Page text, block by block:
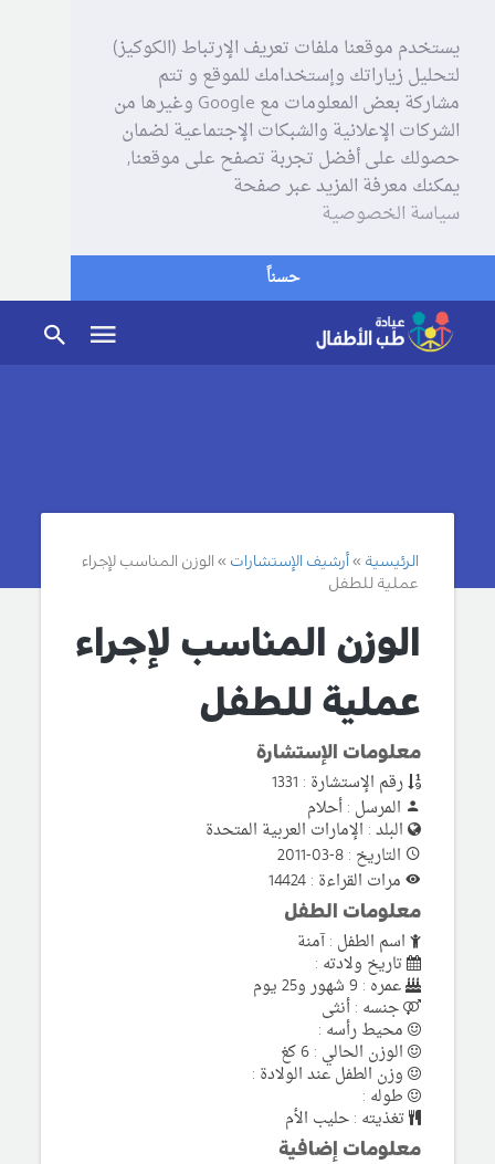
يستخدم موقعنا ملفات تعريف الإرتباط (الكوكيز)
لتحليل زياراتك وإستخدامك للموقع و تتم
مشاركة بعض المعلومات مع Google وغيرها من
الشركات الإعلانية والشبكات الإجتماعية لضمان
حصولك على أفضل تجربة تصفح على موقعنا,
يمكنك معرفة المزيد عبر صفحة
سياسة الخصوصية
حسناً
الرئيسية أرشيف الإستشارات
الوزن المناسب لإجراء
عملية للطفل
الوزن المناسب لإجراء
عملية للطفل
معلومات الإستشارة
رقم الإستشارة : 1331
المرسل : أحلام
البلد : الإمارات العربية المتحدة
التاريخ : 8-03-2011
مرات القراءة : 14424
معلومات الطفل
اسم الطفل : آمنة
تاريخ ولادته :
عمره : 9 شهور و25 يوم
جنسه : أنثى
محيط رأسه :
الوزن الحالي : 6 كغ
وزن الطفل عند الولادة :
طوله :
تغذيته : حليب الأم
معلومات إضافية